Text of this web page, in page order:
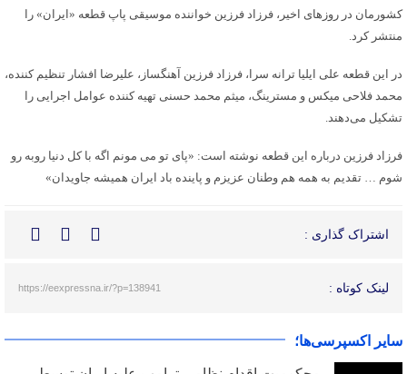
کشورمان در روزهای اخیر، فرزاد فرزین خواننده موسیقی پاپ قطعه «ایران» را
منتشر کرد.
در این قطعه علی ایلیا ترانه سرا، فرزاد فرزین آهنگساز، علیرضا افشار تنظیم کننده،
محمد فلاحی میکس و مسترینگ، میثم محمد حسنی تهیه کننده عوامل اجرایی را
تشکیل می‌دهند.
فرزاد فرزین درباره این قطعه نوشته است: «پای تو می مونم اگه با کل دنیا روبه رو
شوم … تقدیم به همه هم وطنان عزیزم و پاینده باد ایران همیشه جاویدان»
اشتراک گذاری :
لینک کوتاه : https://eexpressna.ir/?p=138941
سایر اکسپرسی‌ها؛